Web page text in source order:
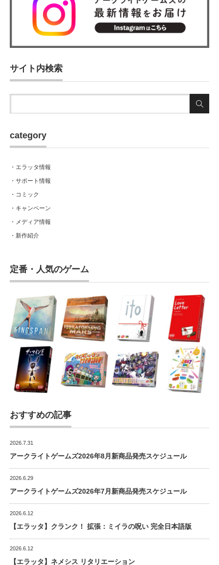
サイト内検索
category
・エラッタ情報
・サポート情報
・コミック
・キャンペーン
・メディア情報
・新作紹介
定番・人気のゲーム
おすすめの記事
2026.7.31
アークライトゲームズ2026年8月新商品発売スケジュール
2026.6.29
アークライトゲームズ2026年7月新商品発売スケジュール
2026.6.12
【エラッタ】クランク！ 拡張：ミイラの呪い 完全日本語版
2026.6.12
【エラッタ】ネメシス リタリエーション